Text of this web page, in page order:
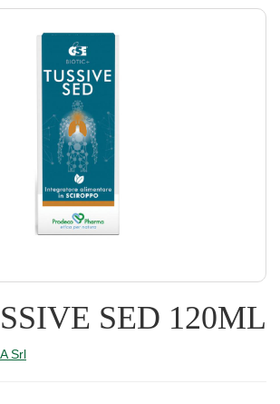
SED 120ML
Srl